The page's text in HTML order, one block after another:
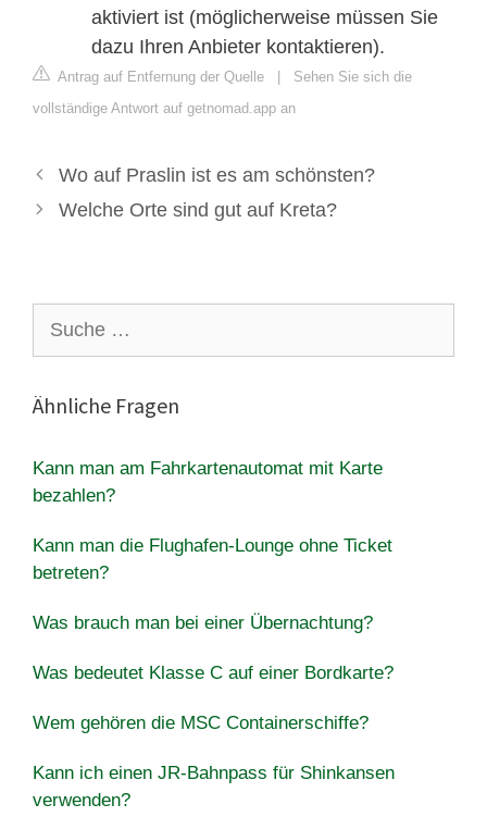
aktiviert ist (möglicherweise müssen Sie
dazu Ihren Anbieter kontaktieren).
Antrag auf Entfernung der Quelle | Sehen Sie sich die
vollständige Antwort auf getnomad.app an
Wo auf Praslin ist es am schönsten?
Welche Orte sind gut auf Kreta?
nach:
Ähnliche Fragen
Kann man am Fahrkartenautomat mit Karte
bezahlen?
Kann man die Flughafen-Lounge ohne Ticket
betreten?
Was brauch man bei einer Übernachtung?
Was bedeutet Klasse C auf einer Bordkarte?
Wem gehören die MSC Containerschiffe?
Kann ich einen JR-Bahnpass für Shinkansen
verwenden?